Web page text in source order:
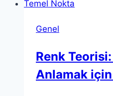
ve
Genel
Renk
Anlamak